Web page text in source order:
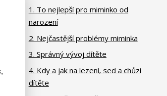
1. To nejlepší pro miminko od
narození
2. Nejčastější problémy miminka
3. Správný vývoj dítěte
4. Kdy a jak na lezení, sed a chůzi
dítěte